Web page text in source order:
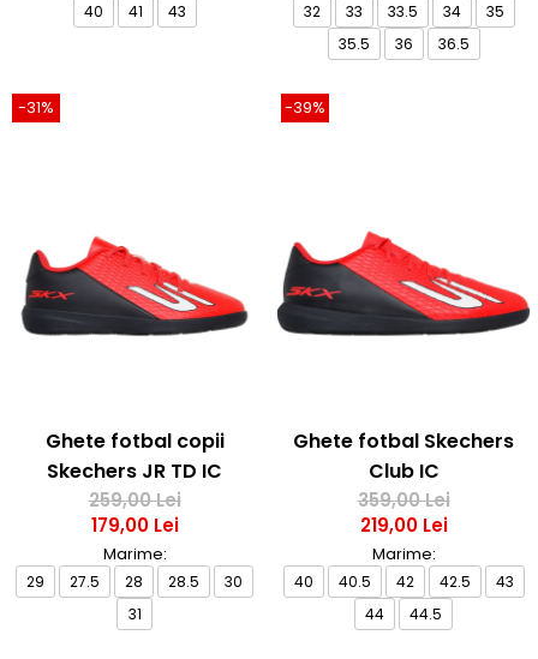
40 41 43 32 33 33.5 34
35
35.5
36 36.5
-31%
Ghete fotbal copii
Skechers JR TD IC
259,00 Lei
179,00 Lei
Marime:
29 27.5 28 28.5
30
31
-39%
Ghete fotbal Skechers
Club IC
359,00 Lei
219,00 Lei
Marime:
40 40.5 42 42.5
43
44
44.5